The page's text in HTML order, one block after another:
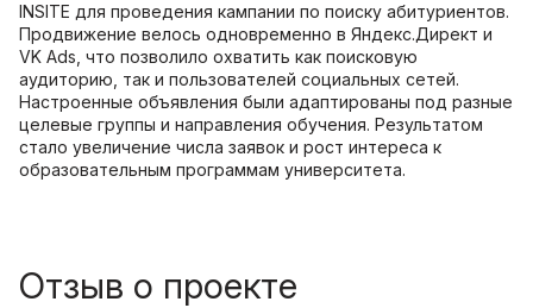
INSITE для проведения кампании по поиску абитуриентов.
Продвижение велось одновременно в Яндекс.Директ и
VK Ads, что позволило охватить как поисковую
аудиторию, так и пользователей социальных сетей.
Настроенные объявления были адаптированы под разные
целевые группы и направления обучения. Результатом
стало увеличение числа заявок и рост интереса к
образовательным программам университета.
Отзыв о проекте